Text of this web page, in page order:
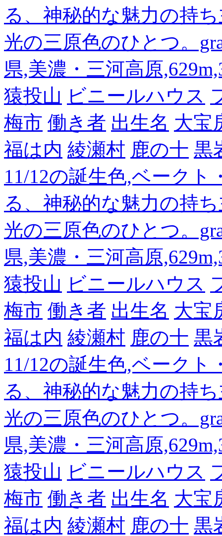
る、神秘的な魅力の持
光の三原色のひとつ。
県,美濃・三河高原
猿投山 ビニールハウス
梅市 働き者 出生名 大宝
福は内 綾瀬村 鹿の十 黒
11/12の誕生色,ベーク
る、神秘的な魅力の持
光の三原色のひとつ。
県,美濃・三河高原
猿投山 ビニールハウス
梅市 働き者 出生名 大宝
福は内 綾瀬村 鹿の十 黒
11/12の誕生色,ベーク
る、神秘的な魅力の持
光の三原色のひとつ。
県,美濃・三河高原
猿投山 ビニールハウス
梅市 働き者 出生名 大宝
福は内 綾瀬村 鹿の十 黒